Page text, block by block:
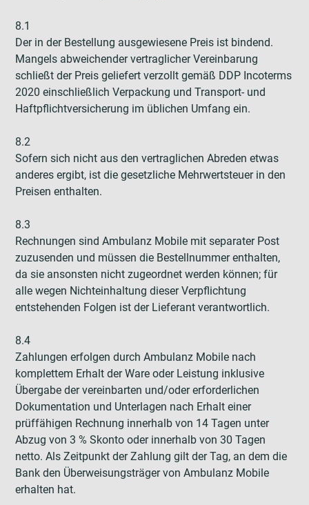
8.1
Der in der Bestellung ausgewiesene Preis ist bindend.
Mangels abweichender vertraglicher Vereinbarung
schließt der Preis geliefert verzollt gemäß DDP Incoterms
2020 einschließlich Verpackung und Transport- und
Haftpflichtversicherung im üblichen Umfang ein.
8.2
Sofern sich nicht aus den vertraglichen Abreden etwas
anderes ergibt, ist die gesetzliche Mehrwertsteuer in den
Preisen enthalten.
8.3
Rechnungen sind Ambulanz Mobile mit separater Post
zuzusenden und müssen die Bestellnummer enthalten,
da sie ansonsten nicht zugeordnet werden können; für
alle wegen Nichteinhaltung dieser Verpflichtung
entstehenden Folgen ist der Lieferant verantwortlich.
8.4
Zahlungen erfolgen durch Ambulanz Mobile nach
komplettem Erhalt der Ware oder Leistung inklusive
Übergabe der vereinbarten und/oder erforderlichen
Dokumentation und Unterlagen nach Erhalt einer
prüffähigen Rechnung innerhalb von 14 Tagen unter
Abzug von 3 % Skonto oder innerhalb von 30 Tagen
netto. Als Zeitpunkt der Zahlung gilt der Tag, an dem die
Bank den Überweisungsträger von Ambulanz Mobile
erhalten hat.